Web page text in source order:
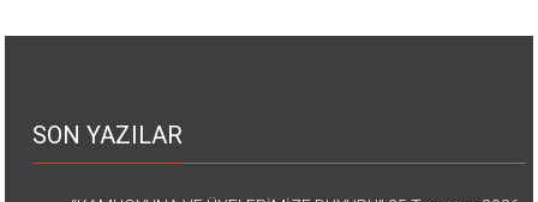
SON YAZILAR